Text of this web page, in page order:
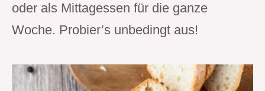
oder als Mittagessen für die ganze
Woche. Probier’s unbedingt aus!